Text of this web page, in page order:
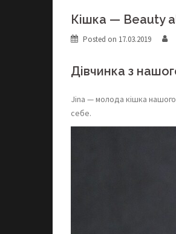
Кішка — Beauty
Posted on 17.03.2019
Дівчинка з
Jina — молода кішка
себе.